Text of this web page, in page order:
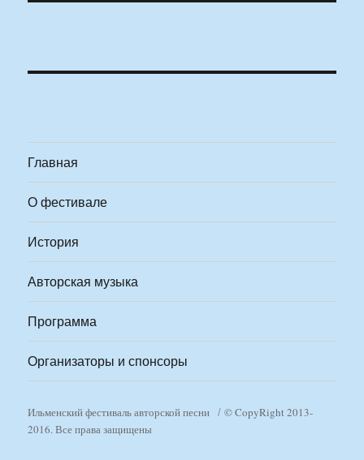
Главная
О фестивале
История
Авторская музыка
Программа
Организаторы и спонсоры
Ильменский фестиваль авторской песни
© CopyRight 2013-
2016. Все права защищены